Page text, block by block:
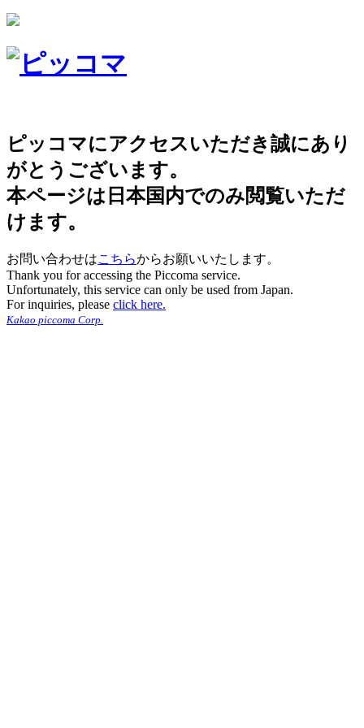
ピッコマにアクセスいただき誠にあり
がとうございます。
本ページは日本国内でのみ閲覧いただ
けます。
お問い合わせはこちらからお願いいたします。
Thank you for accessing the Piccoma service.
Unfortunately, this service can only be used from Japan.
For inquiries, please click here.
Kakao piccoma Corp.